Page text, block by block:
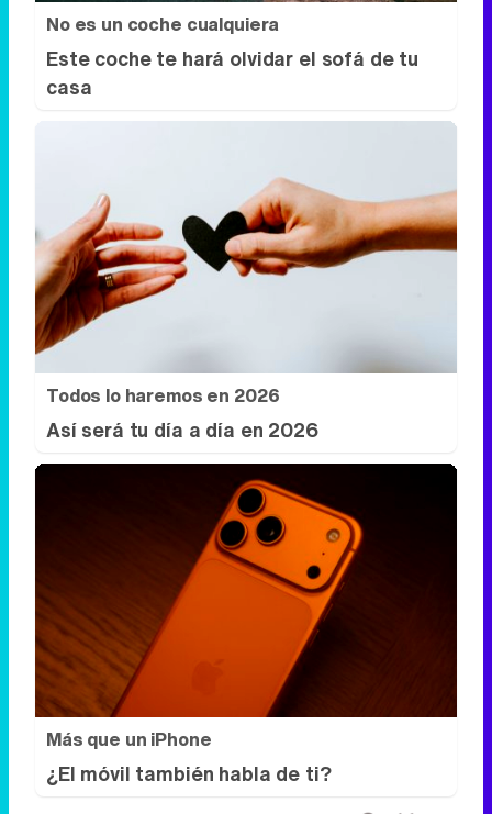
No es un coche cualquiera
Este coche te hará olvidar el sofá de tu
casa
Todos lo haremos en 2026
Así será tu día a día en 2026
Más que un iPhone
¿El móvil también habla de ti?